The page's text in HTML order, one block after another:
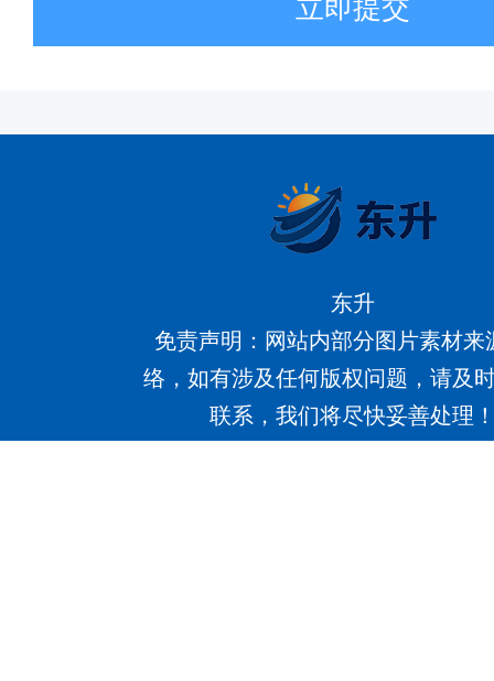
立即提交
东升
免责声明：网站内部分图片素材来
络，如有涉及任何版权问题，请及
联系，我们将尽快妥善处理